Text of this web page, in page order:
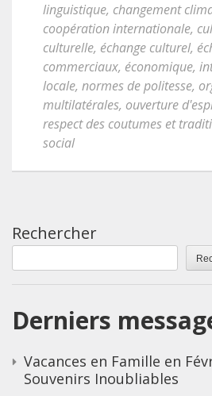
linguistique, changement
coopération internationale,
culturelle, échange culturel,
commerciaux, économique,
locale, normes de politesse,
multilatérales, ouverture
respect des coutumes et
social
Rechercher
Derniers
Vacances en Famille en
Souvenirs Inoubliables